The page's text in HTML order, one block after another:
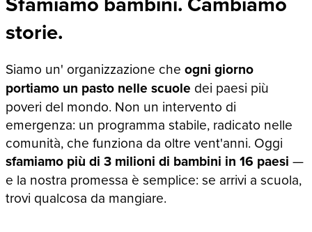
storie.
Siamo un' organizzazione che ogni giorno
portiamo un pasto nelle scuole dei paesi più
poveri del mondo. Non un intervento di
emergenza: un programma stabile, radicato nelle
comunità, che funziona da oltre vent'anni. Oggi
sfamiamo più di 3 milioni di bambini in 16 paesi —
e la nostra promessa è semplice: se arrivi a scuola,
trovi qualcosa da mangiare.